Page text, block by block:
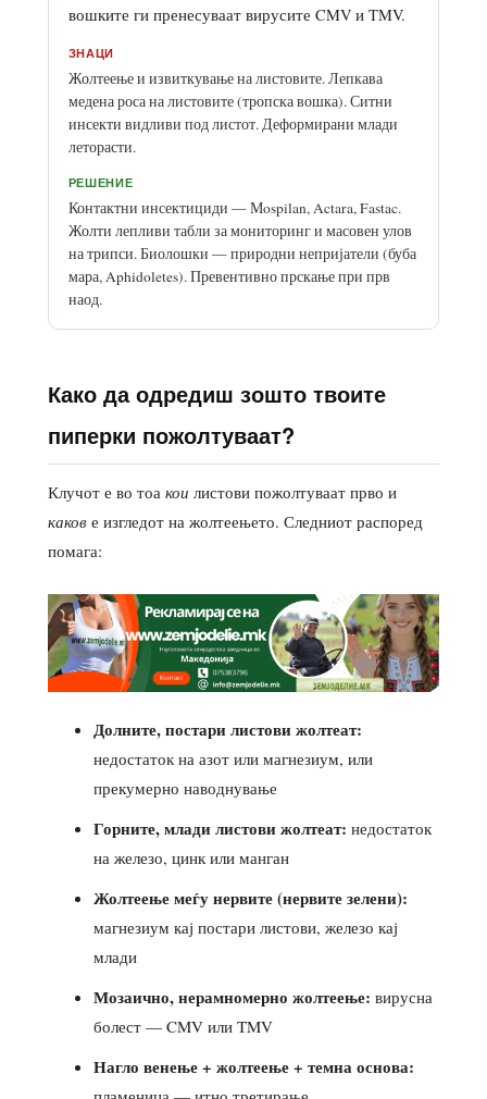
вошките ги пренесуваат вирусите CMV и TMV.
ЗНАЦИ
Жолтеење и извиткување на листовите. Лепкава
медена роса на листовите (тропска вошка). Ситни
инсекти видливи под листот. Деформирани млади
леторасти.
РЕШЕНИЕ
Контактни инсектициди — Мospilan, Actara, Fastac.
Жолти лепливи табли за мониторинг и масовен улов
на трипси. Биолошки — природни непријатели (буба
мара, Aphidoletes). Превентивно прскање при прв
наод.
Како да одредиш зошто твоите
пиперки пожолтуваат?
Клучот е во тоа кои листови пожолтуваат прво и
каков е изгледот на жолтеењето. Следниот распоред
помага:
Долните, постари листови жолтеат:
недостаток на азот или магнезиум, или
прекумерно наводнување
Горните, млади листови жолтеат: недостаток
на железо, цинк или манган
Жолтеење меѓу нервите (нервите зелени):
магнезиум кај постари листови, железо кај
млади
Мозаично, нерамномерно жолтеење: вирусна
болест — CMV или TMV
Нагло венење + жолтеење + темна основа: